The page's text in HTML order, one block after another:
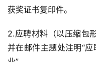
获奖证书复印件。
2.应聘材料（以压缩包
并在邮件主题处注明“